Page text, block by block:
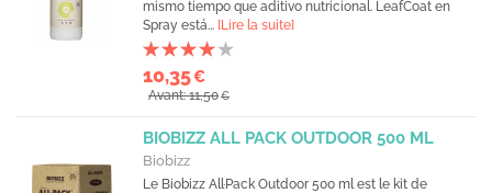
mismo tiempo que aditivo nutricional. LeafCoat en
Spray está... [Lire la suite]
10,35€
Avant: 11,50€
BIOBIZZ ALL PACK OUTDOOR 500 ML
Biobizz
Le Biobizz All·Pack Outdoor 500 ml est le kit de